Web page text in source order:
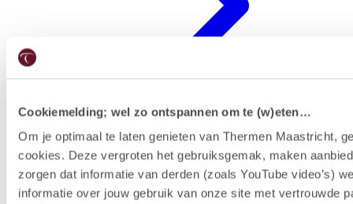
Cookiemelding; wel zo ontspannen om te (w)eten…
Om je optimaal te laten genieten van Thermen Maastricht,
cookies. Deze vergroten het gebruiksgemak, maken
zorgen dat informatie van derden (zoals YouTube video’s)
informatie over jouw gebruik van onze site met vertrouwde
Forfaits hôtel